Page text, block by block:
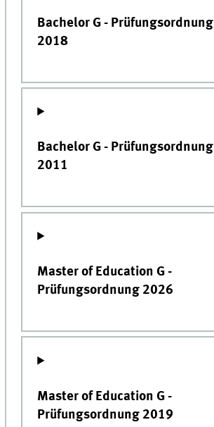
Bachelor G - Prüfungsordnung
2018
Bachelor G - Prüfungsordnung
2011
Master of Education G -
Prüfungsordnung 2026
Master of Education G -
Prüfungsordnung 2019